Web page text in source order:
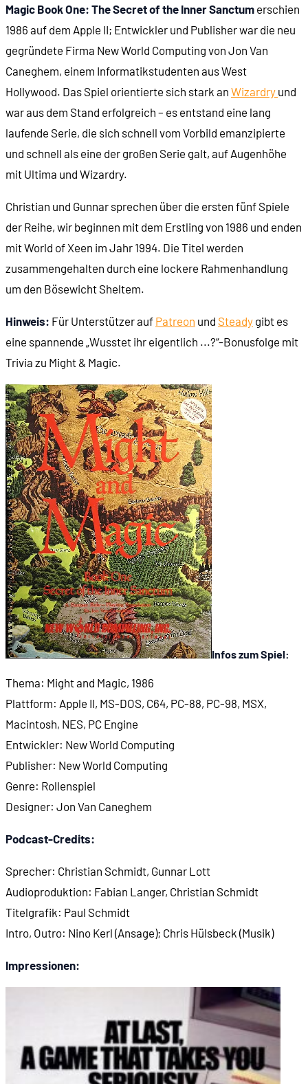
00:21:29 Das Charaktersystem
00:22:41 Das Kampfsystem
00:27:06 Was soll ich hier tun?
00:31:40 Die (Abwesenheit der) Rahmenhandling
00:36:08
00:37:48
00:39:05 Sheltem
00:43:21 Wenig Erzählung, viel Abenteuer
00:47:10 Might and Magic 1 kommt auf den Markt
00:51:29 Die Ausstattung des Spiels
00:51:58 Zeichnungen im Handbuch
00:52:29 Details der Anzeige
00:53:07 Das Cover der Box
00:54:32 New World Computing
00:57:31 Von kleinem Erfolg zu Riesenerfolg
01:04:37 Der Nachfolger: Gates to Another World
01:06:51 Neuerungen in Teil 2
01:09:20 Automapping
01:10:36 Mehr zu sehen in der Spielwelt
01:11:17 Die Karte von CRON
01:12:36 New World Computing macht was anderes
Tunnels & Trolls (1990)
01:13:53
01:14:41 Might and Magic 3: Isles of Terra
Magic Book One: The Secret of the Inner Sanctum erschien
1986 auf dem Apple II; Entwickler und Publisher war die neu
gegründete Firma New World Computing von Jon Van
Caneghem, einem Informatikstudenten aus West
Hollywood. Das Spiel orientierte sich stark an Wizardry und
war aus dem Stand erfolgreich – es entstand eine lang
laufende Serie, die sich schnell vom Vorbild emanzipierte
und schnell als eine der großen Serie galt, auf Augenhöhe
mit Ultima und Wizardry.
Christian und Gunnar sprechen über die ersten fünf Spiele
der Reihe, wir beginnen mit dem Erstling von 1986 und enden
mit World of Xeen im Jahr 1994. Die Titel werden
zusammengehalten durch eine lockere Rahmenhandlung
um den Bösewicht Sheltem.
Hinweis: Für Unterstützer auf Patreon und Steady gibt es
eine spannende „Wusstet ihr eigentlich ...?“-Bonusfolge mit
Trivia zu Might & Magic.
Infos zum Spiel:
Thema: Might and Magic, 1986
Plattform: Apple II, MS-DOS, C64, PC-88, PC-98, MSX,
Macintosh, NES, PC Engine
Entwickler: New World Computing
Publisher: New World Computing
Genre: Rollenspiel
Designer: Jon Van Caneghem
Podcast-Credits:
Sprecher: Christian Schmidt, Gunnar Lott
Audioproduktion: Fabian Langer, Christian Schmidt
Titelgrafik: Paul Schmidt
Intro, Outro: Nino Kerl (Ansage); Chris Hülsbeck (Musik)
Impressionen: